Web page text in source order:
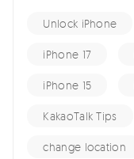
Unlock iPhone
iPhone 17
iPhone 15
KakaoTalk Tips
change location